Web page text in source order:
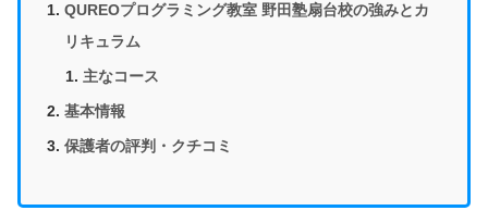
QUREOプログラミング教室 野田塾扇台校の強みとカ
リキュラム
主なコース
基本情報
保護者の評判・クチコミ